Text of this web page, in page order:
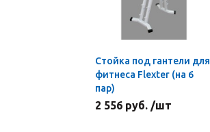
Стойка под гантели для
фитнеса Flexter (на 6
пар)
2 556 руб. /шт